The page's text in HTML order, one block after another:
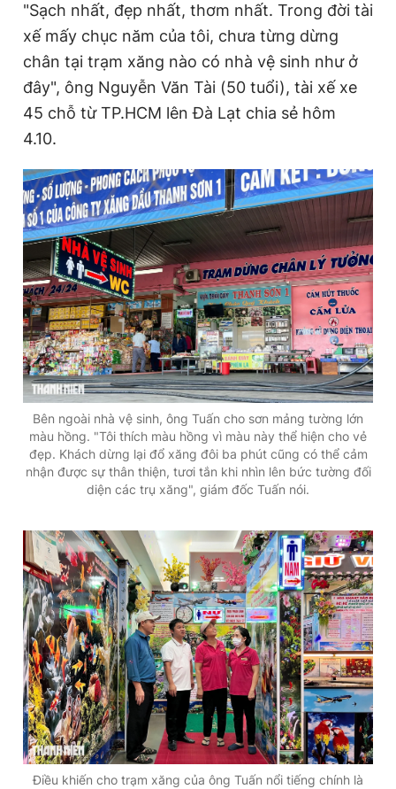
Tổng biên tập: Nguyễn Ngọc Toàn
Phó tổng biên tập thường trực: Hải Thành
Phó tổng biên tập: Lâm Hiếu Dũng
Phó tổng biên tập: Trần Việt Hưng
Tổng thư ký tòa soạn: Đức Trung
Giấy phép xuất bản số 110/GP - BTTTT cấp ngày 24.3.2020
© 2003-2026 Bản quyền thuộc về Báo Thanh Niên. Cấm sao
chép dưới mọi hình thức nếu không có sự chấp thuận bằng văn
"Sạch nhất, đẹp nhất, thơm nhất. Trong đời tài
xế mấy chục năm của tôi, chưa từng dừng
chân tại trạm xăng nào có nhà vệ sinh như ở
đây", ông Nguyễn Văn Tài (50 tuổi), tài xế xe
45 chỗ từ TP.HCM lên Đà Lạt chia sẻ hôm
4.10.
Bên ngoài nhà vệ sinh, ông Tuấn cho sơn mảng tường lớn
màu hồng. "Tôi thích màu hồng vì màu này thể hiện cho vẻ
đẹp. Khách dừng lại đổ xăng đôi ba phút cũng có thể cảm
nhận được sự thân thiện, tươi tắn khi nhìn lên bức tường đối
diện các trụ xăng", giám đốc Tuấn nói.
Điều khiến cho trạm xăng của ông Tuấn nổi tiếng chính là